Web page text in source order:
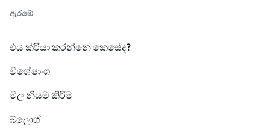
ඇරඹේ
එය ක්රියා කරන්නේ කෙසේද?
විශේෂාංග
මිල නියම කිරීම
බ්ලොග්